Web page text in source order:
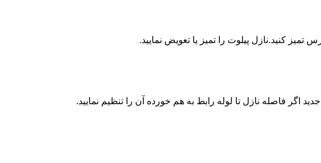
کنید.نازل پیلوت را تمیز یا تعویض نمایید.
اگر فاصله نازل تا لوله رابط به هم خورده آن را تنظیم نمایید.